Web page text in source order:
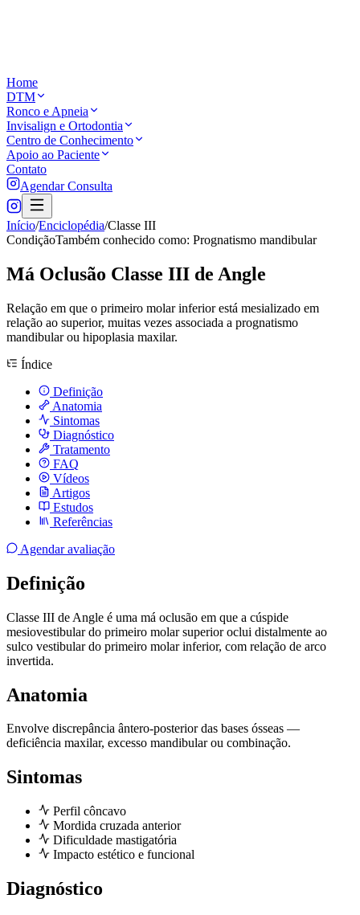
Home
DTM
Ronco e Apneia
Invisalign e Ortodontia
Centro de Conhecimento
Apoio ao Paciente
Contato
Agendar Consulta
Início/Enciclopédia/Classe III
CondiçãoTambém conhecido como: Prognatismo mandibular
Má Oclusão Classe III de Angle
Relação em que o primeiro molar inferior está mesializado em
relação ao superior, muitas vezes associada a prognatismo
mandibular ou hipoplasia maxilar.
Índice
Definição
Anatomia
Sintomas
Diagnóstico
Tratamento
FAQ
Vídeos
Artigos
Estudos
Referências
Agendar avaliação
Definição
Classe III de Angle é uma má oclusão em que a cúspide
mesiovestibular do primeiro molar superior oclui distalmente ao
sulco vestibular do primeiro molar inferior, com relação de arco
invertida.
Anatomia
Envolve discrepância ântero-posterior das bases ósseas —
deficiência maxilar, excesso mandibular ou combinação.
Sintomas
Perfil côncavo
Mordida cruzada anterior
Dificuldade mastigatória
Impacto estético e funcional
Diagnóstico